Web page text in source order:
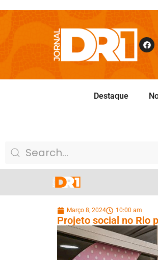
Destaque
Março 8, 2024 10:00 am
Projeto social no Rio